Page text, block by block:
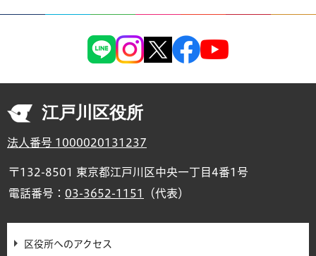
江戸川区役所
法人番号 1000020131237
〒132-8501 東京都江戸川区中央一丁目4番1号
電話番号： 03-3652-1151 （代表）
区役所へのアクセス